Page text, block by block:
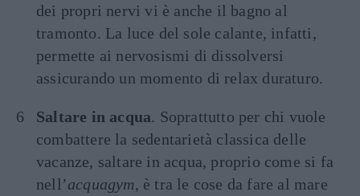
dei propri nervi vi è anche il bagno al
tramonto. La luce del sole calante, infatti,
permette ai nervosismi di dissolversi
assicurando un momento di relax duraturo.
Saltare in acqua. Soprattutto per chi vuole
combattere la sedentarietà classica delle
vacanze, saltare in acqua, proprio come si fa
nell’acquagym, è tra le cose da fare al mare